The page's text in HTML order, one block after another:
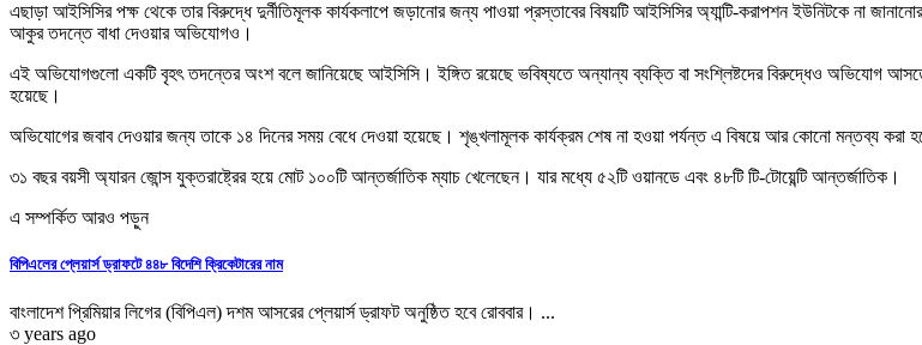
এছাড়া আইসিসির পক্ষ থেকে তার বিরুদ্ধে দুর্নীতিমূলক কার্যকলাপে জড়ানোর জন্য পাওয়া প্রস্তাবের বিষয়টি আইসিসির অ্যান্টি-করাপশন ইউনিটকে না
আকুর তদন্তে বাধা দেওয়ার অভিযোগও।
এই অভিযোগগুলো একটি বৃহৎ তদন্তের অংশ বলে জানিয়েছে আইসিসি। ইঙ্গিত রয়েছে ভবিষ্যতে অন্যান্য ব্যক্তি বা সংশ্লিষ্টদের বিরুদ্ধেও অভিযোগ আসতে
হয়েছে।
অভিযোগের জবাব দেওয়ার জন্য তাকে ১৪ দিনের সময় বেধে দেওয়া হয়েছে। শৃঙ্খলামূলক কার্যক্রম শেষ না হওয়া পর্যন্ত এ বিষয়ে আর কোনো মন্তব্য করা
৩১ বছর বয়সী অ্যারন জোন্স যুক্তরাষ্ট্রের হয়ে মোট ১০০টি আন্তর্জাতিক ম্যাচ খেলেছেন। যার মধ্যে ৫২টি ওয়ানডে এবং ৪৮টি টি-টোয়েন্টি আন্তর্জাতিক।
এ সম্পর্কিত আরও পড়ুন
বিপিএলের প্লেয়ার্স ড্রাফটে ৪৪৮ বিদেশি ক্রিকেটারের নাম
বাংলাদেশ প্রিমিয়ার লিগের (বিপিএল) দশম আসরের প্লেয়ার্স ড্রাফট অনুষ্ঠিত হবে রোববার। ...
৩ years ago